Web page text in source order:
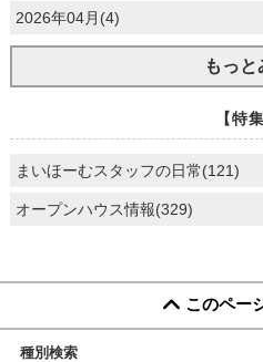
2026年04月(4)
もっと
【特
まいほーむスタッフの日常(121)
オープンハウス情報(329)
このペー
種別検索